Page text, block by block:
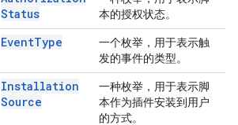
Status
本的授权状态。
EventType
一个枚举，用于表示触
发的事件的类型。
Installation
Source
一种枚举，用于表示脚
本作为插件安装到用户
的方式。